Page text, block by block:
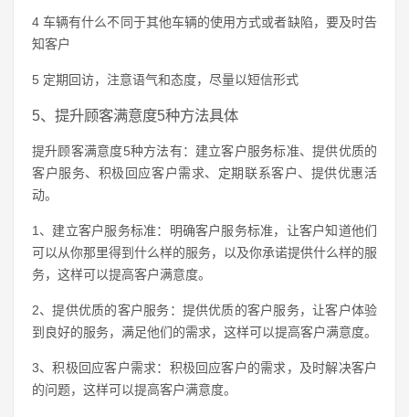
4 车辆有什么不同于其他车辆的使用方式或者缺陷，要及时告
知客户
5 定期回访，注意语气和态度，尽量以短信形式
5、提升顾客满意度5种方法具体
提升顾客满意度5种方法有：建立客户服务标准、提供优质的
客户服务、积极回应客户需求、定期联系客户、提供优惠活
动。
1、建立客户服务标准：明确客户服务标准，让客户知道他们
可以从你那里得到什么样的服务，以及你承诺提供什么样的服
务，这样可以提高客户满意度。
2、提供优质的客户服务：提供优质的客户服务，让客户体验
到良好的服务，满足他们的需求，这样可以提高客户满意度。
3、积极回应客户需求：积极回应客户的需求，及时解决客户
的问题，这样可以提高客户满意度。